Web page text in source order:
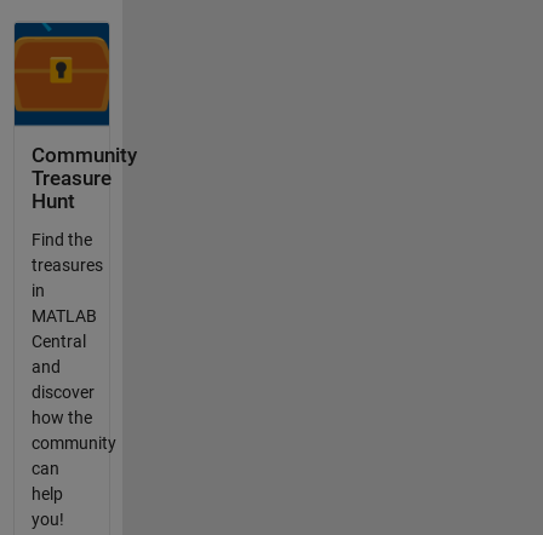
Community
Treasure
Hunt
Find the
treasures
in
MATLAB
Central
and
discover
how the
community
can
help
you!